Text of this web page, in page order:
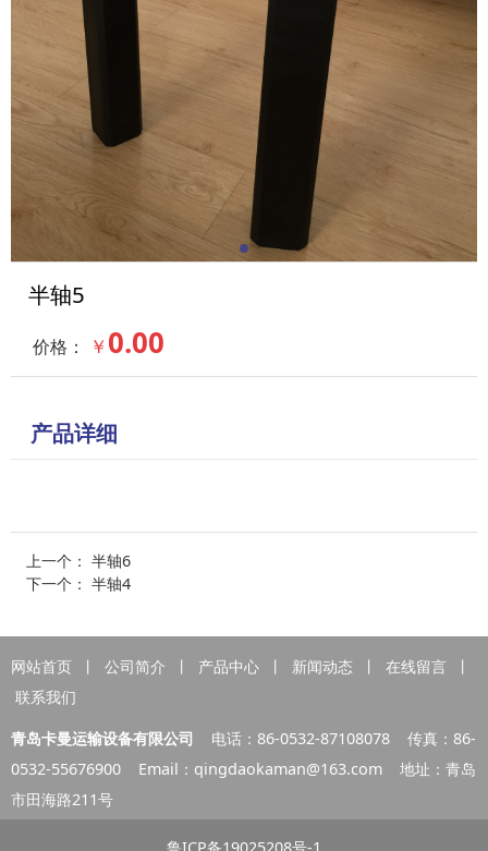
半轴5
价格： ￥ 0.00
产品详细
上一个：半轴6
下一个：半轴4
网站首页 丨 公司简介 丨 产品中心 丨 新闻动态 丨 在线留言 丨
联系我们
青岛卡曼运输设备有限公司
电话：86-0532-87108078 传真：86-
0532-55676900 Email： qingdaokaman@163.com 地址：青岛
市田海路211号